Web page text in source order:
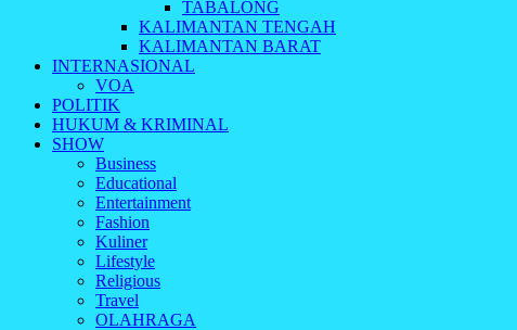
TABALONG
KALIMANTAN TENGAH
KALIMANTAN BARAT
INTERNASIONAL
VOA
POLITIK
HUKUM & KRIMINAL
SHOW
Business
Educational
Entertainment
Fashion
Kuliner
Lifestyle
Religious
Travel
OLAHRAGA